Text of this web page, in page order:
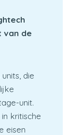
van de
die
unit.
kritische
eisen